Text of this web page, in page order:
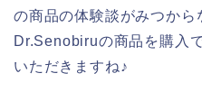
の商品の体験談がみつから
Dr.Senobiruの商品を購入
いただきますね♪